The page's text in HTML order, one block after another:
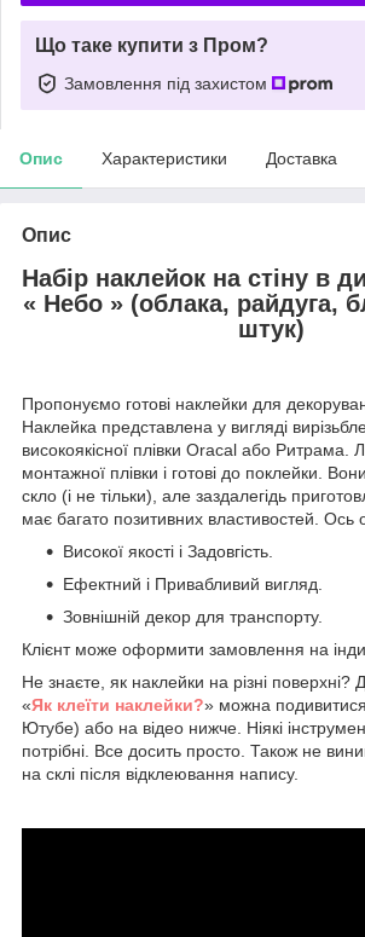
Що таке купити з Пром?
Замовлення під захистом
Опис Характеристики Доставка
Опис
Набір наклейок на стіну в
« Небо » (облака, райдуга,
штук)
Пропонуємо готові наклейки для
Наклейка представлена у вигляді
високоякісної плівки Oracal або Ритрама.
монтажної плівки і готові до поклейки.
скло (і не тільки), але заздалегідь
має багато позитивних властивостей. Ось
Високої якості і Задовгість.
Ефектний і Привабливий вигляд.
Зовнішній декор для транспорту.
Клієнт може оформити замовлення на
Не знаєте, як наклейки на різні поверхні?
«Як клеїти наклейки?» можна
Ютубе) або на відео нижче. Ніякі
потрібні. Все досить просто. Також не
на склі після відклеювання напису.